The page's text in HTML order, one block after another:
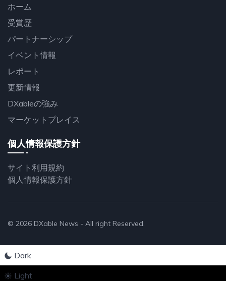
ホーム
受賞歴
パートナーシップ
イベント情報
レポート
更新情報
DXableの強み
マーケットプレイス
個人情報保護方針
サイト利用規約
個人情報保護方針
© 2026 DXable News - All right Reserved.
Dark
Light